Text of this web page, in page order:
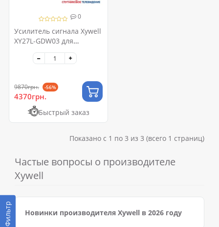
Фильтр
0
Усилитель сигнала Xywell
XY27L-GDW03 для
2G/3G/4G сетей
9870грн. -56%
4370грн.
Быстрый заказ
Показано с 1 по 3 из 3 (всего 1 страниц)
Частые вопросы о производителе
Xywell
Новинки производителя Xywell в 2026 году